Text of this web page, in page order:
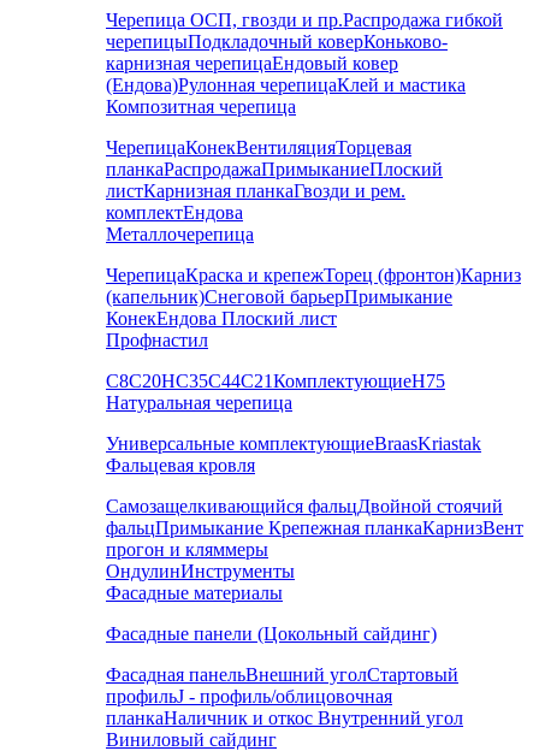
Черепица ОСП, гвозди и пр.Распродажа гибкой
черепицыПодкладочный коверКоньково-
карнизная черепицаЕндовый ковер
(Ендова)Рулонная черепицаКлей и мастика
Композитная черепица
ЧерепицаКонекВентиляцияТорцевая
планкаРаспродажаПримыканиеПлоский
листКарнизная планкаГвозди и рем.
комплектЕндова
Металлочерепица
ЧерепицаКраска и крепежТорец (фронтон)Карниз
(капельник)Снеговой барьерПримыкание
КонекЕндова Плоский лист
Профнастил
С8С20НС35С44С21КомплектующиеН75
Натуральная черепица
Универсальные комплектующиеBraasKriastak
Фальцевая кровля
Самозащелкивающийся фальцДвойной стоячий
фальцПримыкание Крепежная планкаКарнизВент
прогон и кляммеры
ОндулинИнструменты
Фасадные материалы
Фасадные панели (Цокольный сайдинг)
Фасадная панельВнешний уголСтартовый
профильJ - профиль/облицовочная
планкаНаличник и откос Внутренний угол
Виниловый сайдинг